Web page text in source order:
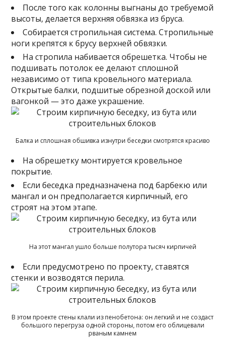
После того как колонны выгнаны до требуемой
высоты, делается верхняя обвязка из бруса.
Собирается стропильная система. Стропильные
ноги крепятся к брусу верхней обвязки.
На стропила набивается обрешетка. Чтобы не
подшивать потолок ее делают сплошной
независимо от типа кровельного материала.
Открытые балки, подшитые обрезной доской или
вагонкой — это даже украшение.
Балка и сплошная обшивка изнутри беседки смотрятся красиво
На обрешетку монтируется кровельное
покрытие.
Если беседка предназначена под барбекю или
мангал и он предполагается кирпичный, его
строят на этом этапе.
На этот мангал ушло больше полутора тысяч кирпичей
Если предусмотрено по проекту, ставятся
стенки и возводятся перила.
В этом проекте стены клали из пенобетона: он легкий и не создаст
большого перегруза одной стороны, потом его облицевали
рваным камнем